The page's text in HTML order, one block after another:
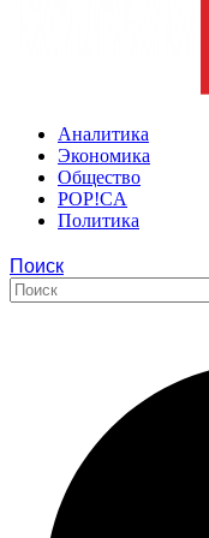
Аналитика
Экономика
Общество
POP!CA
Политика
Поиск